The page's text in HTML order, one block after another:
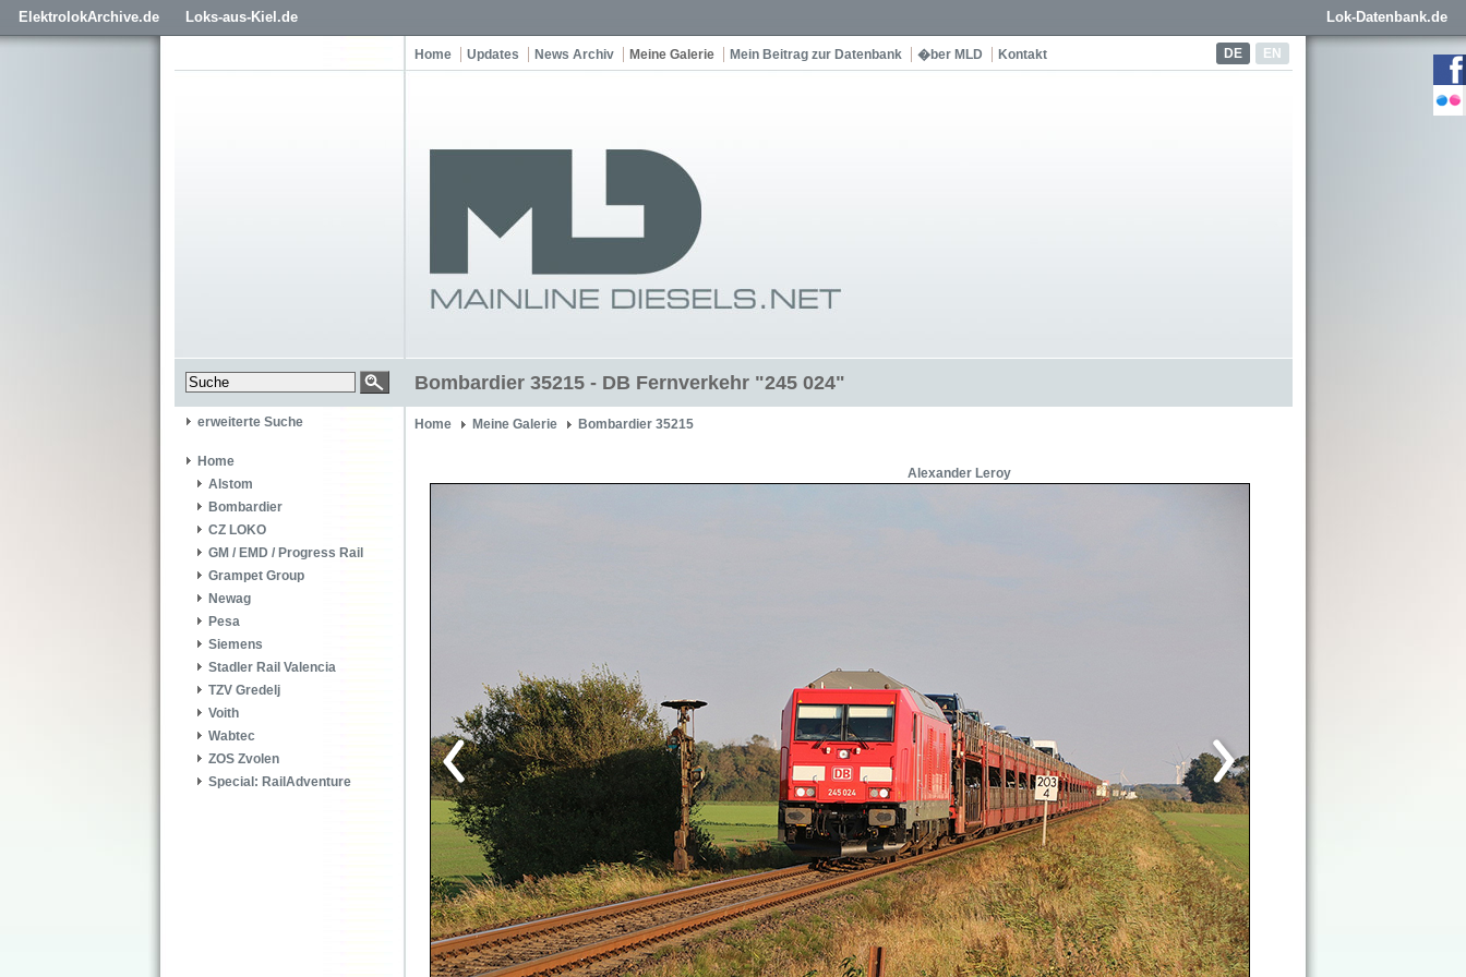
ElektrolokArchive.de Loks-aus-Kiel.de Lok-Datenbank.de
DE EN
Home Updates News Archiv Meine Galerie Mein Beitrag zur Datenbank �ber MLD Kontakt
Bombardier 35215 - DB Fernverkehr "245 024"
erweiterte Suche
Home
Alstom
Bombardier
CZ LOKO
GM / EMD / Progress Rail
Grampet Group
Newag
Pesa
Siemens
Stadler Rail Valencia
TZV Gredelj
Voith
Wabtec
ZOS Zvolen
Special: RailAdventure
Home Meine Galerie Bombardier 35215
Alexander Leroy